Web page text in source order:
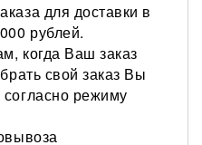
для доставки в
рублей.
когда Ваш заказ
свой заказ Вы
режиму